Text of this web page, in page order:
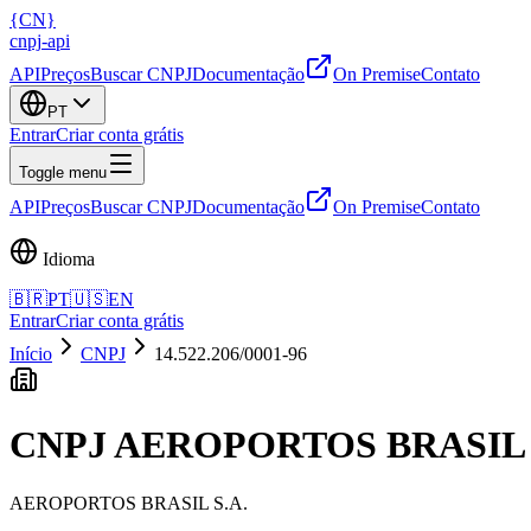
{CN}
cnpj-api
APIPreçosBuscar CNPJDocumentação On PremiseContato
PT
EntrarCriar conta grátis
Toggle menu
APIPreçosBuscar CNPJDocumentação On PremiseContato
Idioma
🇧🇷PT🇺🇸EN
EntrarCriar conta grátis
Início
CNPJ 14.522.206/0001-96
CNPJAEROPORTOS BRASIL
AEROPORTOS BRASIL S.A.